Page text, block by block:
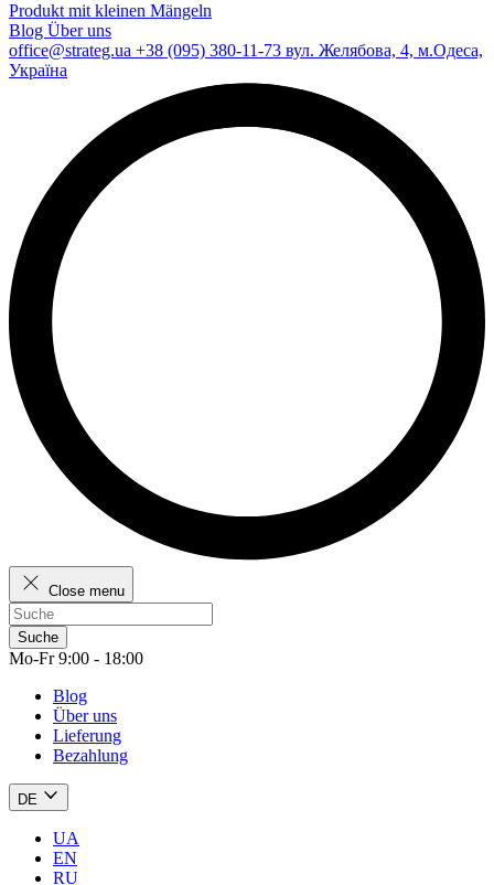
Produkt mit kleinen Mängeln
Blog Über uns
office@strateg.ua +38 (095) 380-11-73 вул. Желябова, 4, м.Одеса,
Україна
Close menu
Suche
Mo-Fr 9:00 - 18:00
Blog
Über uns
Lieferung
Bezahlung
DE
UA
EN
RU